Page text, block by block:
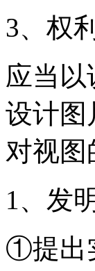
3、权
应当
设计图
对视
1、发
①提出